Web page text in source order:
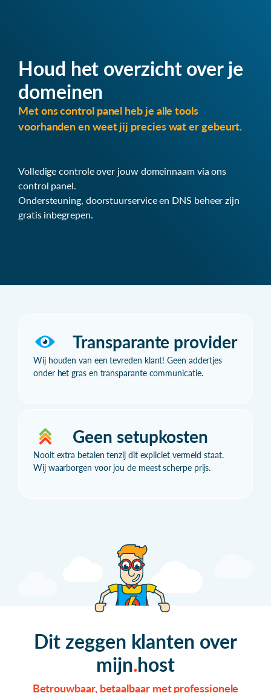
Houd het overzicht over je
domeinen
Met ons control panel heb je alle tools
voorhanden en weet jij precies wat er gebeurt.
Volledige controle over jouw domeinnaam via ons
control panel.
Ondersteuning, doorstuurservice en DNS beheer zijn
gratis inbegrepen.
Transparante provider
Wij houden van een tevreden klant! Geen addertjes
onder het gras en transparante communicatie.
Geen setupkosten
Nooit extra betalen tenzij dit expliciet vermeld staat.
Wij waarborgen voor jou de meest scherpe prijs.
Dit zeggen klanten over
mijn host
Betrouwbaar, betaalbaar met professionele